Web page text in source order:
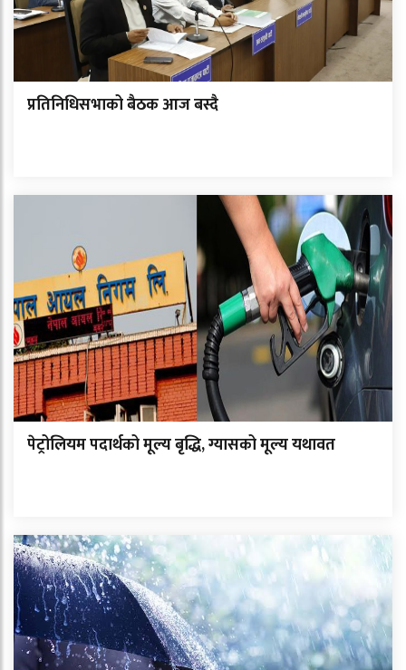
प्रतिनिधिसभाको बैठक आज बस्दै
पेट्रोलियम पदार्थको मूल्य बृद्धि, ग्यासको मूल्य यथावत